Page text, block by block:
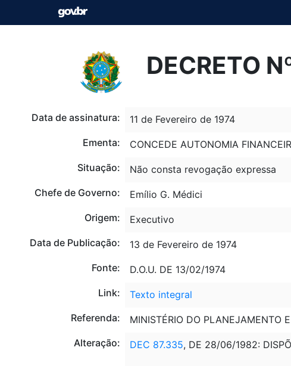
DECRETO
Data de assinatura:
11 de Fevereiro de 1974
Ementa:
CONCEDE AUTONOMIA
Situação:
Não consta revogação expressa
Chefe de Governo:
Emílio G. Médici
Origem:
Executivo
Data de Publicação:
13 de Fevereiro de 1974
Fonte:
D.O.U. DE 13/02/1974
Link:
Texto integral
Referenda:
MINISTÉRIO DO PLANEJAMENTO
Alteração:
DEC 87.335, DE 28/06/1982: